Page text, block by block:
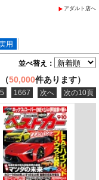
アダルト店へ
用
並べ替え：
50,000件あります）
5 1667 次へ 次の10頁